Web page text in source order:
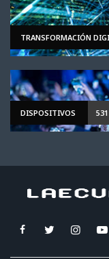
TRANSFORMACIÓN
DISPOSITIVOS 531